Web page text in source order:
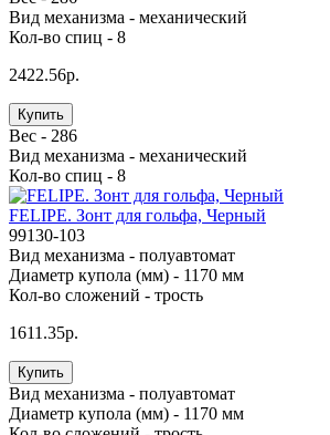
Вид механизма - механический
Кол-во спиц - 8
2422.56р.
Купить
Вес - 286
Вид механизма - механический
Кол-во спиц - 8
FELIPE. Зонт для гольфа, Черный
99130-103
Вид механизма - полуавтомат
Диаметр купола (мм) - 1170 мм
Кол-во сложений - трость
1611.35р.
Купить
Вид механизма - полуавтомат
Диаметр купола (мм) - 1170 мм